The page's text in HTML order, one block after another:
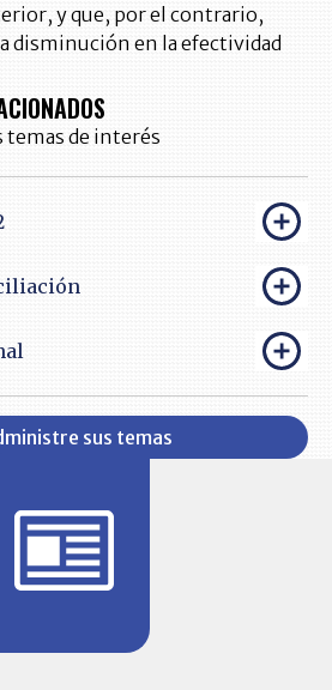
y que, por el contrario,
disminución en la efectividad
temas de interés
sus temas